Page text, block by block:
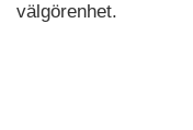
välgörenhet.